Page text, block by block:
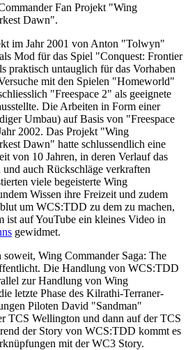
Fan Projekt "Wing
Dawn".
im Jahr 2001 von Anton "Tolwyn"
Mod für das Spiel "Conquest: Frontier
praktisch untauglich für das Vorhaben
mit den Spielen "Homeworld"
"Freespace 2" als geeignete
Die Arbeiten in Form einer
Umbau) auf Basis von "Freespace
2002. Das Projekt "Wing
Dawn" hatte schlussendlich eine
von 10 Jahren, in deren Verlauf das
auch Rückschläge verkraften
viele begeisterte Wing
Wissen ihre Freizeit und zudem
um WCS:TDD zu dem zu machen,
ist auf YouTube ein kleines Video in
gewidmet.
Wing Commander Saga: The
Die Handlung von WCS:TDD
zur Handlung von Wing
letzte Phase des Kilrathi-Terraner-
Piloten David "Sandman"
TCS Wellington und dann auf der TCS
der Story von WCS:TDD kommt es
mit der WC3 Story.